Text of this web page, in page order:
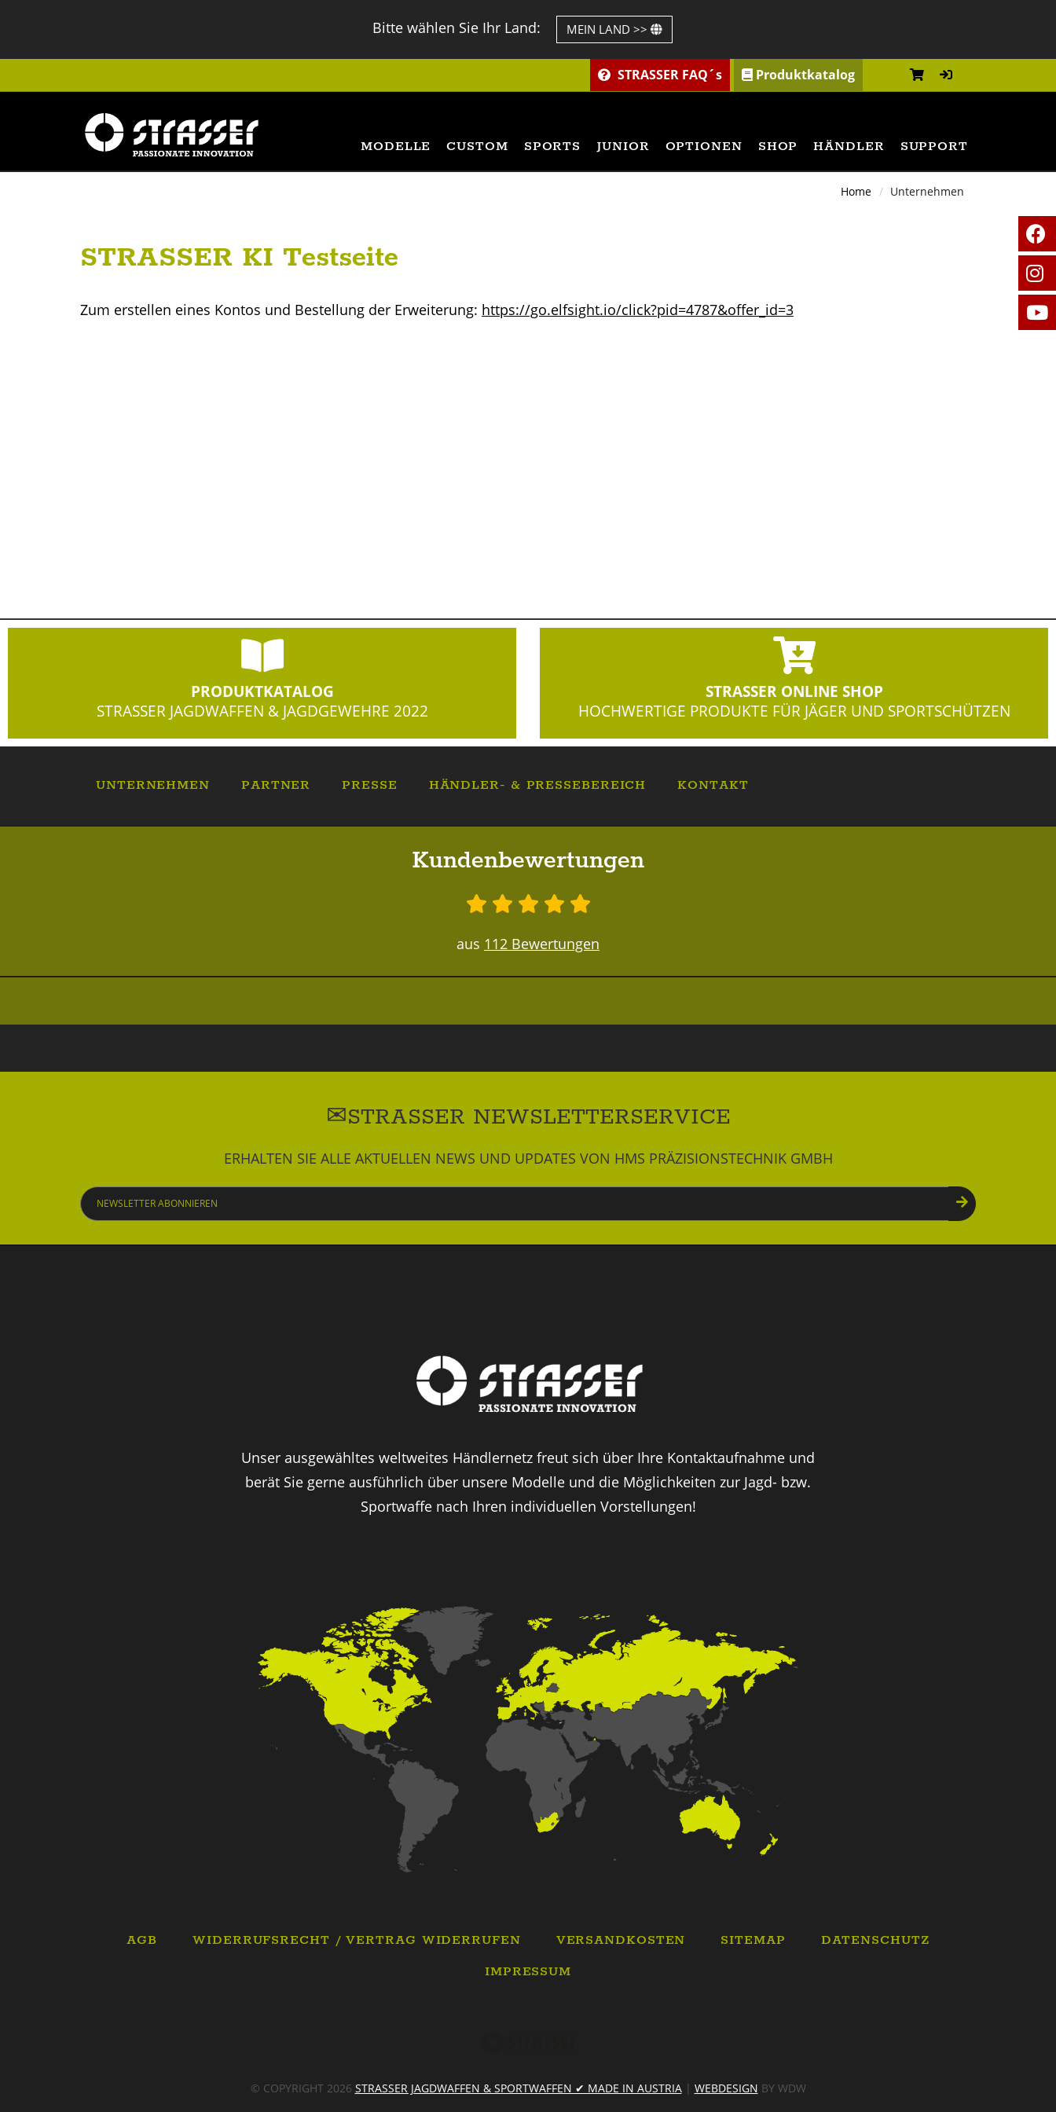
Bitte wählen Sie Ihr Land: MEIN LAND >>
STRASSER FAQ´s Produktkatalog
MODELLE CUSTOM SPORTS JUNIOR OPTIONEN SHOP HÄNDLER SUPPORT
Home Unternehmen
STRASSER KI Testseite
Zum erstellen eines Kontos und Bestellung der Erweiterung: https://go.elfsight.io/click?pid=4787&offer_id=3
PRODUKTKATALOG
STRASSER JAGDWAFFEN & JAGDGEWEHRE 2022
STRASSER ONLINE SHOP
HOCHWERTIGE PRODUKTE FÜR JÄGER UND SPORTSCHÜTZEN
UNTERNEHMEN PARTNER PRESSE HÄNDLER- & PRESSEBEREICH KONTAKT
Kundenbewertungen
aus 112 Bewertungen
STRASSER NEWSLETTERSERVICE
ERHALTEN SIE ALLE AKTUELLEN NEWS UND UPDATES VON HMS PRÄZISIONSTECHNIK GMBH
abonnieren
Unser ausgewähltes weltweites Händlernetz freut sich über Ihre Kontaktaufnahme und
berät Sie gerne ausführlich über unsere Modelle und die Möglichkeiten zur Jagd- bzw.
Sportwaffe nach Ihren individuellen Vorstellungen!
AGB WIDERRUFSRECHT / VERTRAG WIDERRUFEN VERSANDKOSTEN SITEMAP
DATENSCHUTZ
IMPRESSUM
© COPYRIGHT 2026 STRASSER JAGDWAFFEN & SPORTWAFFEN ✔ MADE IN AUSTRIA | WEBDESIGN BY WDW